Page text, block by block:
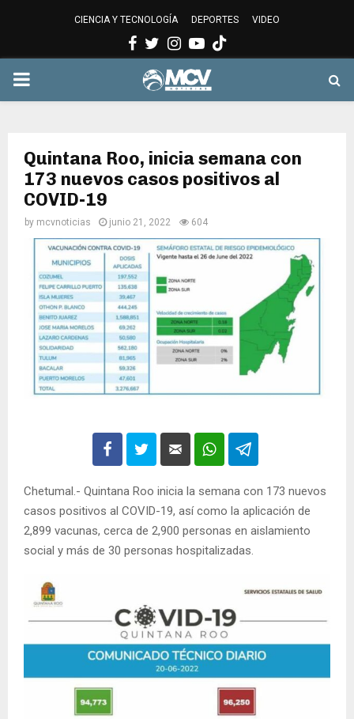
CIENCIA Y TECNOLOGÍA DEPORTES VIDEO
Facebook
Twitter
Instagram
Youtube
PRIMARY
Quintana Roo, inicia semana con
173 nuevos casos positivos al
COVID-19
by mcvnoticias junio 21, 2022 604
Chetumal.- Quintana Roo inicia la semana con 173 nuevos
casos positivos al COVID-19, así como la aplicación de
2,899 vacunas, cerca de 2,900 personas en aislamiento
social y más de 30 personas hospitalizadas.